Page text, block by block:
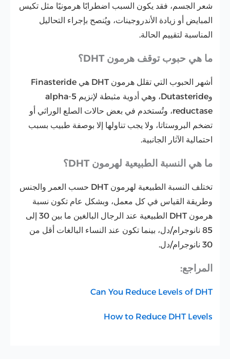
شعر الجسم، فقد يكون السبب اضطرابًا هرمونيًا مثل تكيس
المبايض أو زيادة الأندروجينات، ويُنصح بإجراء التحاليل
المناسبة لتقييم الحالة.
ما هي حبوب توقف هرمون DHT؟
أشهر الحبوب التي تقلل هرمون DHT هي Finasteride
وDutasteride، وهي أدوية مثبطة لإنزيم 5-alpha
reductase، وتُستخدم في بعض حالات الصلع الوراثي أو
تضخم البروستاتا، ولا يجب تناولها إلا بوصفة طبيب بسبب
احتمالية الآثار الجانبية.
ما هي النسبة الطبيعية لهرمون DHT؟
تختلف النسبة الطبيعية لهرمون DHT حسب العمر والجنس
وطريقة القياس في كل معمل، وبشكل عام تكون نسبة
هرمون DHT الطبيعية عند الرجال البالغين ما بين 30 إلى
85 نانوجرام/دل، بينما تكون عند النساء البالغات أقل من
30 نانوجرام/دل.
المراجع:
Can You Reduce Levels of DHT
How to Reduce DHT Levels